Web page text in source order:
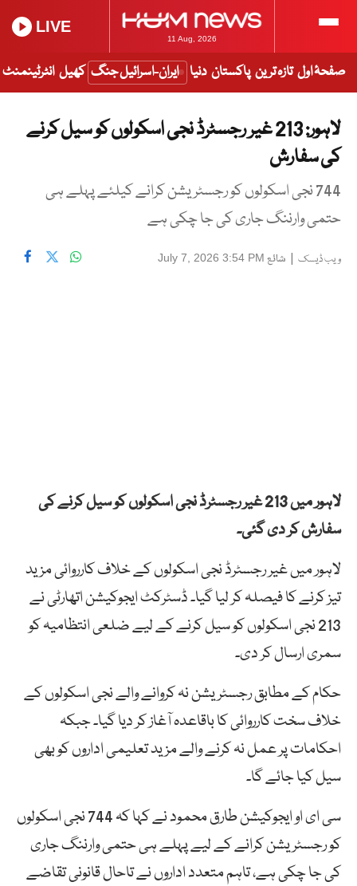
11 Aug, 2026
LIVE
صفحۂ اول تازہ ترین پاکستان دنیا ایران-اسرائیل جنگ کھیل انٹرٹینمنٹ
لاہور: 213 غیر رجسٹرڈ نجی اسکولوں کو سیل کرنے
کی سفارش
744 نجی اسکولوں کو رجسٹریشن کرانے کیلئے پہلے ہی
حتمی وارننگ جاری کی جا چکی ہے
ویب ڈیسک | شائع July 7, 2026 3:54 PM
لاہور میں 213 غیر رجسٹرڈ نجی اسکولوں کو سیل کرنے کی
سفارش کر دی گئی۔
لاہور میں غیر رجسٹرڈ نجی اسکولوں کے خلاف کارروائی مزید
تیز کرنے کا فیصلہ کر لیا گیا۔ ڈسٹرکٹ ایجوکیشن اتھارٹی نے
213 نجی اسکولوں کو سیل کرنے کے لیے ضلعی انتظامیہ کو
سمری ارسال کر دی۔
حکام کے مطابق رجسٹریشن نہ کروانے والے نجی اسکولوں کے
خلاف سخت کارروائی کا باقاعدہ آغاز کر دیا گیا۔ جبکہ
احکامات پر عمل نہ کرنے والے مزید تعلیمی اداروں کو بھی
سیل کیا جائے گا۔
سی ای او ایجوکیشن طارق محمود نے کہا کہ 744 نجی اسکولوں
کو رجسٹریشن کرانے کے لیے پہلے ہی حتمی وارننگ جاری
کی جا چکی ہے، تاہم متعدد اداروں نے تاحال قانونی تقاضے